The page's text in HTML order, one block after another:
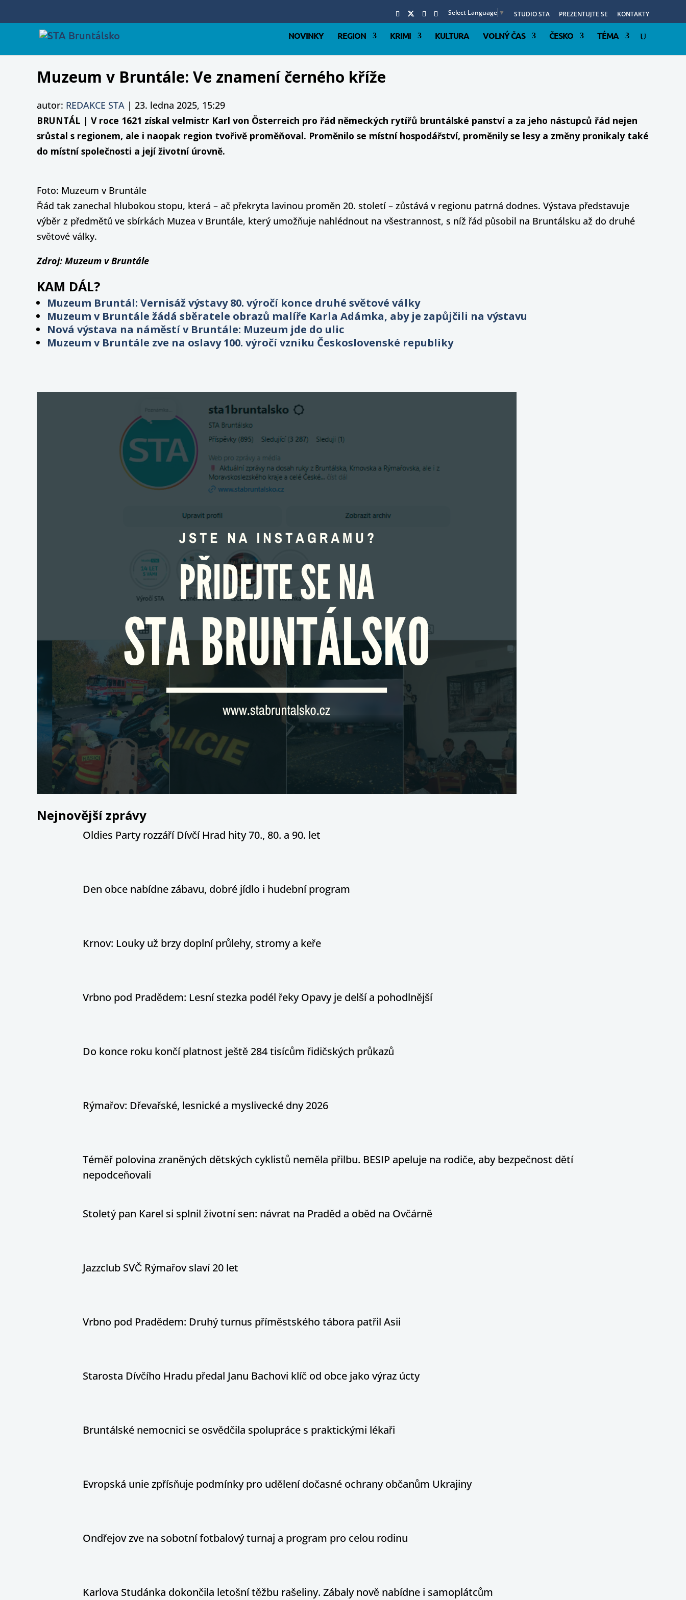
Select Language ▼ STUDIO STA PREZENTUJTE SE KONTAKTY
NOVINKY REGION KRIMI KULTURA VOLNÝ ČAS ČESKO TÉMA
Muzeum v Bruntále: Ve znamení černého kříže
autor: REDAKCE STA | 23. ledna 2025, 15:29
BRUNTÁL | V roce 1621 získal velmistr Karl von Österreich pro řád německých rytířů bruntálské panství a za jeho nástupců řád nejen
srůstal s regionem, ale i naopak region tvořivě proměňoval. Proměnilo se místní hospodářství, proměnily se lesy a změny pronikaly také
do místní společnosti a její životní úrovně.
Foto: Muzeum v Bruntále
Řád tak zanechal hlubokou stopu, která – ač překryta lavinou proměn 20. století – zůstává v regionu patrná dodnes. Výstava představuje
výběr z předmětů ve sbírkách Muzea v Bruntále, který umožňuje nahlédnout na všestrannost, s níž řád působil na Bruntálsku až do druhé
světové války.
Zdroj: Muzeum v Bruntále
KAM DÁL?
Muzeum Bruntál: Vernisáž výstavy 80. výročí konce druhé světové války
Muzeum v Bruntále žádá sběratele obrazů malíře Karla Adámka, aby je zapůjčili na výstavu
Nová výstava na náměstí v Bruntále: Muzeum jde do ulic
Muzeum v Bruntále zve na oslavy 100. výročí vzniku Československé republiky
Nejnovější zprávy
Oldies Party rozzáří Dívčí Hrad hity 70., 80. a 90. let
Den obce nabídne zábavu, dobré jídlo i hudební program
Krnov: Louky už brzy doplní průlehy, stromy a keře
Vrbno pod Pradědem: Lesní stezka podél řeky Opavy je delší a pohodlnější
Do konce roku končí platnost ještě 284 tisícům řidičských průkazů
Rýmařov: Dřevařské, lesnické a myslivecké dny 2026
Téměř polovina zraněných dětských cyklistů neměla přilbu. BESIP apeluje na rodiče, aby bezpečnost dětí
nepodceňovali
Stoletý pan Karel si splnil životní sen: návrat na Praděd a oběd na Ovčárně
Jazzclub SVČ Rýmařov slaví 20 let
Vrbno pod Pradědem: Druhý turnus příměstského tábora patřil Asii
Starosta Dívčího Hradu předal Janu Bachovi klíč od obce jako výraz úcty
Bruntálské nemocnici se osvědčila spolupráce s praktickými lékaři
Evropská unie zpřísňuje podmínky pro udělení dočasné ochrany občanům Ukrajiny
Ondřejov zve na sobotní fotbalový turnaj a program pro celou rodinu
Karlova Studánka dokončila letošní těžbu rašeliny. Zábaly nově nabídne i samoplátcům